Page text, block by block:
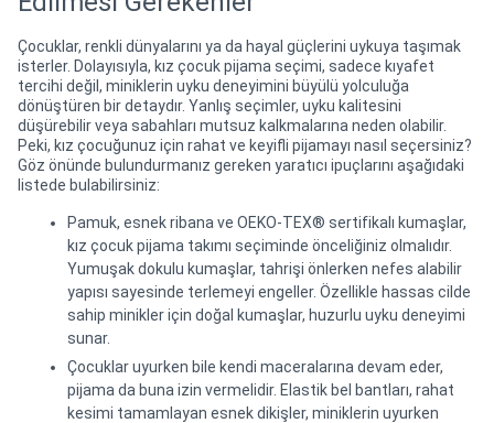
Çocuklar, renkli dünyalarını ya da hayal güçlerini uykuya taşımak
isterler. Dolayısıyla, kız çocuk pijama seçimi, sadece kıyafet
tercihi değil, miniklerin uyku deneyimini büyülü yolculuğa
dönüştüren bir detaydır. Yanlış seçimler, uyku kalitesini
düşürebilir veya sabahları mutsuz kalkmalarına neden olabilir.
Peki, kız çocuğunuz için rahat ve keyifli pijamayı nasıl seçersiniz?
Göz önünde bulundurmanız gereken yaratıcı ipuçlarını aşağıdaki
listede bulabilirsiniz:
Pamuk, esnek ribana ve OEKO-TEX® sertifikalı kumaşlar,
kız çocuk pijama takımı seçiminde önceliğiniz olmalıdır.
Yumuşak dokulu kumaşlar, tahrişi önlerken nefes alabilir
yapısı sayesinde terlemeyi engeller. Özellikle hassas cilde
sahip minikler için doğal kumaşlar, huzurlu uyku deneyimi
sunar.
Çocuklar uyurken bile kendi maceralarına devam eder,
pijama da buna izin vermelidir. Elastik bel bantları, rahat
kesimi tamamlayan esnek dikişler, miniklerin uyurken